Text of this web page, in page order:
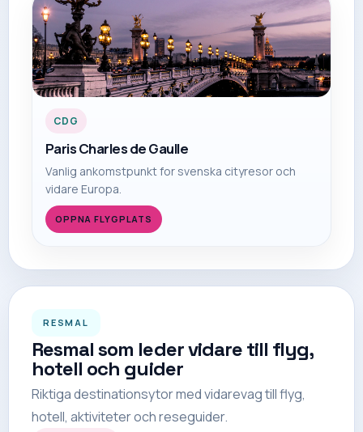
CDG
Paris Charles de Gaulle
Vanlig ankomstpunkt for svenska cityresor och
vidare Europa.
OPPNA FLYGPLATS
RESMAL
Resmal som leder vidare till flyg,
hotell och guider
Riktiga destinationsytor med vidarevag till flyg,
hotell, aktiviteter och reseguider.